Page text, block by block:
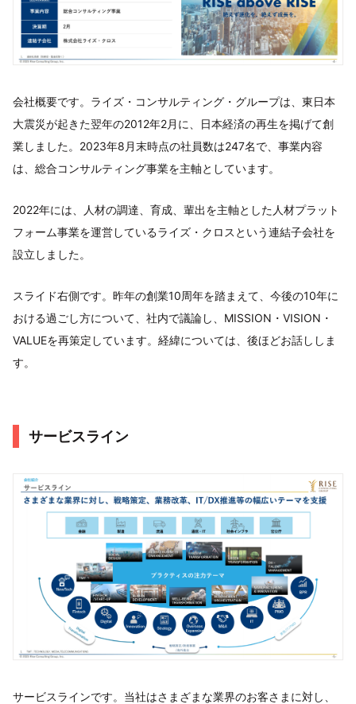
会社概要です。ライズ・コンサルティング・グループは、東日本
大震災が起きた翌年の2012年2月に、日本経済の再生を掲げて創
業しました。2023年8月末時点の社員数は247名で、事業内容
は、総合コンサルティング事業を主軸としています。
2022年には、人材の調達、育成、輩出を主軸とした人材プラット
フォーム事業を運営しているライズ・クロスという連結子会社を
設立しました。
スライド右側です。昨年の創業10周年を踏まえて、今後の10年に
おける過ごし方について、社内で議論し、MISSION・VISION・
VALUEを再策定しています。経緯については、後ほどお話ししま
す。
サービスライン
サービスラインです。当社はさまざまな業界のお客さまに対し、